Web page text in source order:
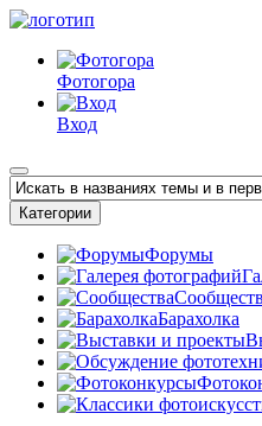
Фотогора
Вход
Категории
Форумы
Барахолка